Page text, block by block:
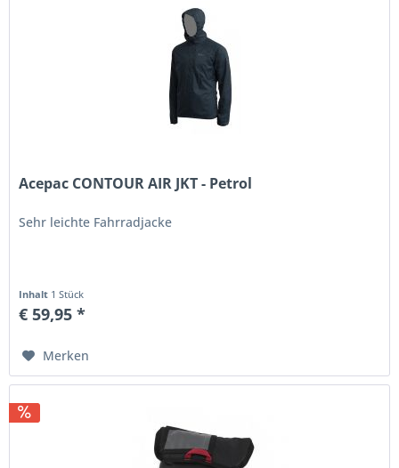
Acepac CONTOUR AIR JKT - Petrol
Sehr leichte Fahrradjacke
Inhalt 1 Stück
€ 59,95 *
Merken